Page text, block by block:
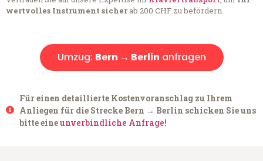
wertvolles Instrument sicherab 200 CHF zu befördern.
Umzug: Bern → Berlin anfragen
Für einen detaillierte Kostenvoranschlag zu Ihrem
Anliegen für die Strecke Bern → Berlin schicken Sie uns
bitte eineunverbindliche Anfrage!